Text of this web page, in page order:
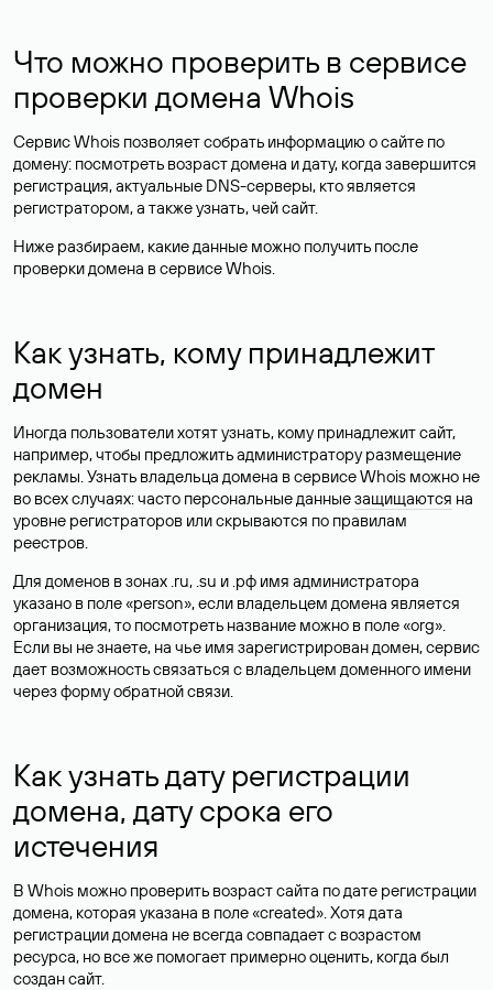
Что можно проверить в сервисе
проверки домена Whois
Сервис Whois позволяет собрать информацию о сайте по
домену: посмотреть возраст домена и дату, когда завершится
регистрация, актуальные DNS-серверы, кто является
регистратором, а также узнать, чей сайт.
Ниже разбираем, какие данные можно получить после
проверки домена в сервисе Whois.
Как узнать, кому принадлежит
домен
Иногда пользователи хотят узнать, кому принадлежит сайт,
например, чтобы предложить администратору размещение
рекламы. Узнать владельца домена в сервисе Whois можно не
во всех случаях: часто персональные данныезащищаются на
уровне регистраторов или скрываются по правилам
реестров.
Для доменов в зонах .ru, .su и .рф имя администратора
указано в поле «person», если владельцем домена является
организация, то посмотреть название можно в поле «org».
Если вы не знаете, на чье имя зарегистрирован домен, сервис
дает возможность связаться с владельцем доменного имени
через форму обратной связи.
Как узнать дату регистрации
домена, дату срока его
истечения
В Whois можно проверить возраст сайта по дате регистрации
домена, которая указана в поле «created». Хотя дата
регистрации домена не всегда совпадает с возрастом
ресурса, но все же помогает примерно оценить, когда был
создан сайт.